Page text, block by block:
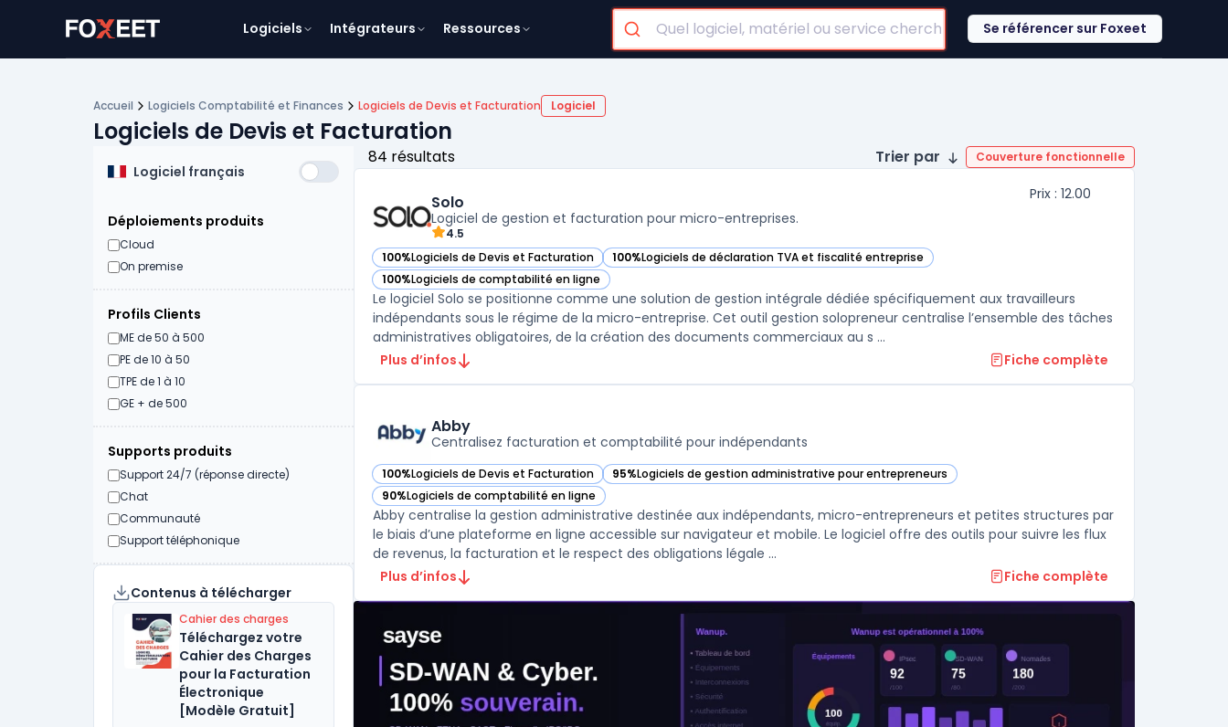
Logiciels Intégrateurs Ressources Se référencer sur Foxeet
Accueil Logiciels Comptabilité et Finances Logiciels de Devis et Facturation Logiciel
Logiciels de Devis et Facturation
Logiciel français
Déploiements produits
Cloud
On premise
Profils Clients
ME de 50 à 500
PE de 10 à 50
TPE de 1 à 10
GE + de 500
Supports produits
Support 24/7 (réponse directe)
Chat
Communauté
Support téléphonique
Contenus à télécharger
Cahier des charges
Téléchargez votre
Cahier des Charges
pour la Facturation
Électronique
[Modèle Gratuit]
84 résultats Trier par Couverture fonctionnelle
Solo
Logiciel de gestion et facturation pour micro-entreprises.
4.5
Prix : 12.00
100%Logiciels de Devis et Facturation
— voir Solo dans cette catégorie 100%Logiciels de déclaration TVA et fiscalité entreprise
— voir Solo dans cette catégorie
100%Logiciels de comptabilité en ligne
— voir Solo dans cette catégorie
Le logiciel Solo se positionne comme une solution de gestion intégrale dédiée spécifiquement aux travailleurs
indépendants sous le régime de la micro-entreprise. Cet outil gestion solopreneur centralise l’ensemble des tâches
administratives obligatoires, de la création des documents commerciaux au s ...
Plus d’infos
Fiche complète
Abby
Centralisez facturation et comptabilité pour indépendants
100%Logiciels de Devis et Facturation
— voir Abby dans cette catégorie 95%Logiciels de gestion administrative pour entrepreneurs
— voir Abby dans cette catégorie
90%Logiciels de comptabilité en ligne
— voir Abby dans cette catégorie
Abby centralise la gestion administrative destinée aux indépendants, micro-entrepreneurs et petites structures par
le biais d’une plateforme en ligne accessible sur navigateur et mobile. Le logiciel offre des outils pour suivre les flux
de revenus, la facturation et le respect des obligations légale ...
Plus d’infos
Fiche complète